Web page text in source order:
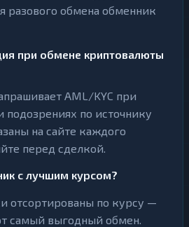
разового обмена обменник
при обмене криптовалюты
AML/KYC при
по источнику
на сайте каждого
перед сделкой.
с лучшим курсом?
отсортированы по курсу —
самый выгодный обмен.